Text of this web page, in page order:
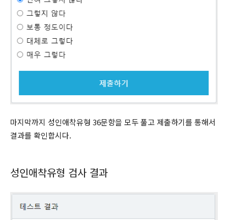
마지막까지 성인애착유형 36문항을 모두 풀고 제출하기를 통해서
결과를 확인합시다.
성인애착유형 검사 결과